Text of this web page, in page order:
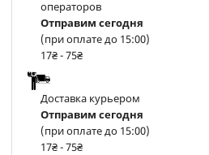
операторов
Отправим сегодня
(при оплате до 15:00)
17₴ - 75₴
Доставка курьером
Отправим сегодня
(при оплате до 15:00)
17₴ - 75₴